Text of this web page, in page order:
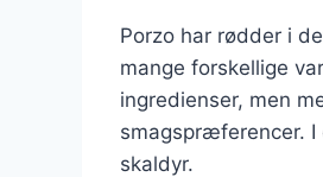
Porzo har rødder i
mange forskellige
ingredienser, men
smagspræferencer. I
skaldyr.